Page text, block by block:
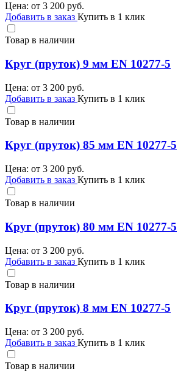
Цена: от 3 200 руб.
Добавить в заказ Купить в 1 клик
Товар в наличии
Круг (пруток) 9 мм EN 10277-5
Цена: от 3 200 руб.
Добавить в заказ Купить в 1 клик
Товар в наличии
Круг (пруток) 85 мм EN 10277-5
Цена: от 3 200 руб.
Добавить в заказ Купить в 1 клик
Товар в наличии
Круг (пруток) 80 мм EN 10277-5
Цена: от 3 200 руб.
Добавить в заказ Купить в 1 клик
Товар в наличии
Круг (пруток) 8 мм EN 10277-5
Цена: от 3 200 руб.
Добавить в заказ Купить в 1 клик
Товар в наличии